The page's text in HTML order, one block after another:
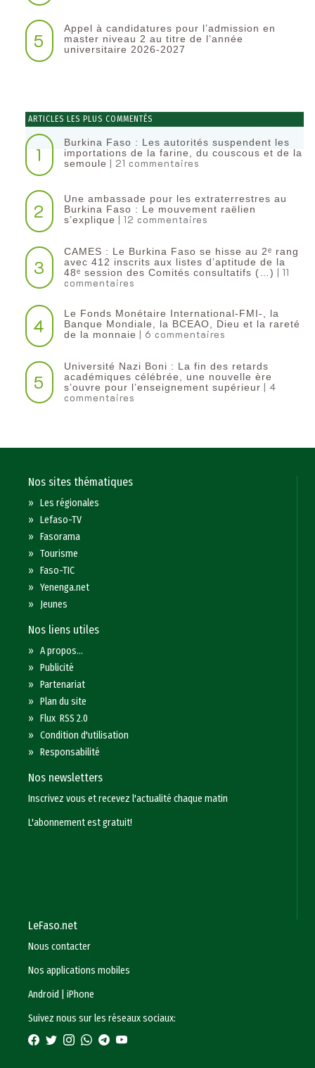
5
Appel à candidatures pour l’admission en
master niveau 2 au titre de l’année
universitaire 2026-2027
ARTICLES LES PLUS COMMENTÉS
1
Burkina Faso : Les autorités suspendent les
importations de la farine, du couscous et de la
semoule | 21 commentaires
2
Une ambassade pour les extraterrestres au
Burkina Faso : Le mouvement raëlien
s’explique | 12 commentaires
3
CAMES : Le Burkina Faso se hisse au 2ᵉ rang
avec 412 inscrits aux listes d’aptitude de la
48ᵉ session des Comités consultatifs (…) | 11
commentaires
4
Le Fonds Monétaire International-FMI-, la
Banque Mondiale, la BCEAO, Dieu et la rareté
de la monnaie | 6 commentaires
5
Université Nazi Boni : La fin des retards
académiques célébrée, une nouvelle ère
s’ouvre pour l’enseignement supérieur | 4
commentaires
Nos sites thématiques
»Les régionales
»Lefaso-TV
»Fasorama
»Tourisme
»Faso-TIC
»Yenenga.net
» Jeunes
Nos liens utiles
»A propos...
»Publicité
»Partenariat
»Plan du site
»Flux RSS 2.0
»Condition d'utilisation
»Responsabilité
Nos newsletters
Inscrivez vous et recevez l'actualité chaque matin
L'abonnement est gratuit!
LeFaso.net
Nous contacter
Nos applications mobiles
Android
|iPhone
Suivez nous sur les réseaux sociaux: